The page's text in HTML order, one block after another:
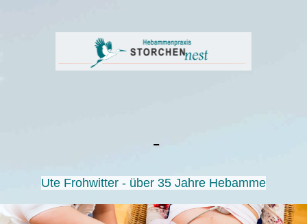
-
Ute Frohwitter - über 35 Jahre Hebamme